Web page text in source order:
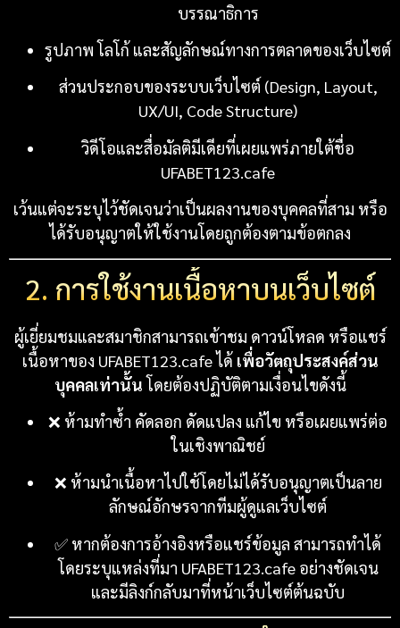
บรรณาธิการ
รูปภาพ โลโก้ และสัญลักษณ์ทางการตลาดของเว็บไซต์
ส่วนประกอบของระบบเว็บไซต์ (Design, Layout,
UX/UI, Code Structure)
วิดีโอและสื่อมัลติมีเดียที่เผยแพร่ภายใต้ชื่อ
UFABET123.cafe
เว้นแต่จะระบุไว้ชัดเจนว่าเป็นผลงานของบุคคลที่สาม หรือ
ได้รับอนุญาตให้ใช้งานโดยถูกต้องตามข้อตกลง
2. การใช้งานเนื้อหาบนเว็บไซต์
ผู้เยี่ยมชมและสมาชิกสามารถเข้าชม ดาวน์โหลด หรือแชร์
เนื้อหาของ UFABET123.cafe ได้ เพื่อวัตถุประสงค์ส่วน
บุคคลเท่านั้นโดยต้องปฏิบัติตามเงื่อนไขดังนี้
❌ ห้ามทำซ้ำ คัดลอก ดัดแปลง แก้ไข หรือเผยแพร่ต่อ
ในเชิงพาณิชย์
❌ ห้ามนำเนื้อหาไปใช้โดยไม่ได้รับอนุญาตเป็นลาย
ลักษณ์อักษรจากทีมผู้ดูแลเว็บไซต์
✅ หากต้องการอ้างอิงหรือแชร์ข้อมูล สามารถทำได้
โดยระบุแหล่งที่มา UFABET123.cafe อย่างชัดเจน
และมีลิงก์กลับมาที่หน้าเว็บไซต์ต้นฉบับ